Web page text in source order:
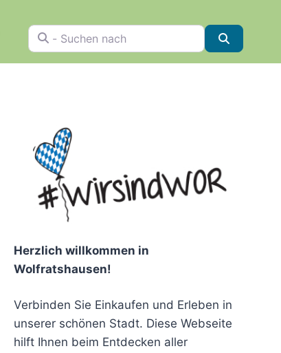
- Suchen nach
Herzlich willkommen in
Wolfratshausen!
Verbinden Sie Einkaufen und Erleben in
unserer schönen Stadt. Diese Webseite
hilft Ihnen beim Entdecken aller